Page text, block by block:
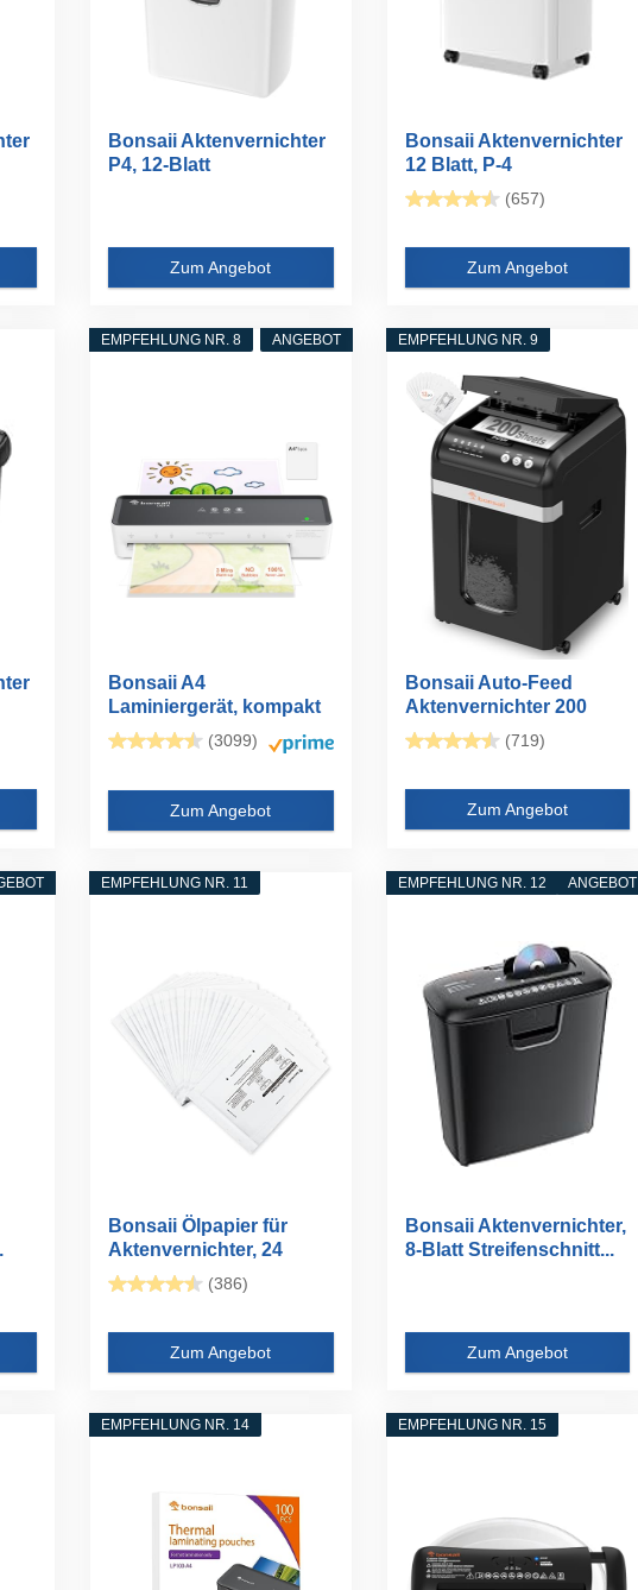
Bonsaii Aktenvernichter
P4, 12-Blatt
Zum Angebot
Bonsaii Aktenvernichter
12 Blatt, P-4
Kreuzschnitt...
(657)
Zum Angebot
ANGEBOT
EMPFEHLUNG NR. 8
Bonsaii A4
Laminiergerät, kompakt
für Büro...
(3099)
Zum Angebot
EMPFEHLUNG NR. 9
Bonsaii Auto-Feed
Aktenvernichter 200
Blatt, P...
(719)
Zum Angebot
EMPFEHLUNG NR. 11
Bonsaii Ölpapier für
Aktenvernichter, 24
Blatt...
(386)
Zum Angebot
ANGEBOT
EMPFEHLUNG NR. 12
Bonsaii Aktenvernichter,
8-Blatt Streifenschnitt...
Zum Angebot
EMPFEHLUNG NR. 14 EMPFEHLUNG NR. 15